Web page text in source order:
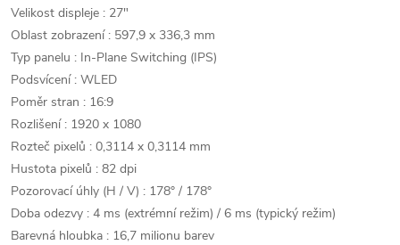
Velikost displeje : 27"
Oblast zobrazení : 597,9 x 336,3 mm
Typ panelu : In-Plane Switching (IPS)
Podsvícení : WLED
Poměr stran : 16:9
Rozlišení : 1920 x 1080
Rozteč pixelů : 0,3114 x 0,3114 mm
Hustota pixelů : 82 dpi
Pozorovací úhly (H / V) : 178° / 178°
Doba odezvy : 4 ms (extrémní režim) / 6 ms (typický režim)
Barevná hloubka : 16,7 milionu barev